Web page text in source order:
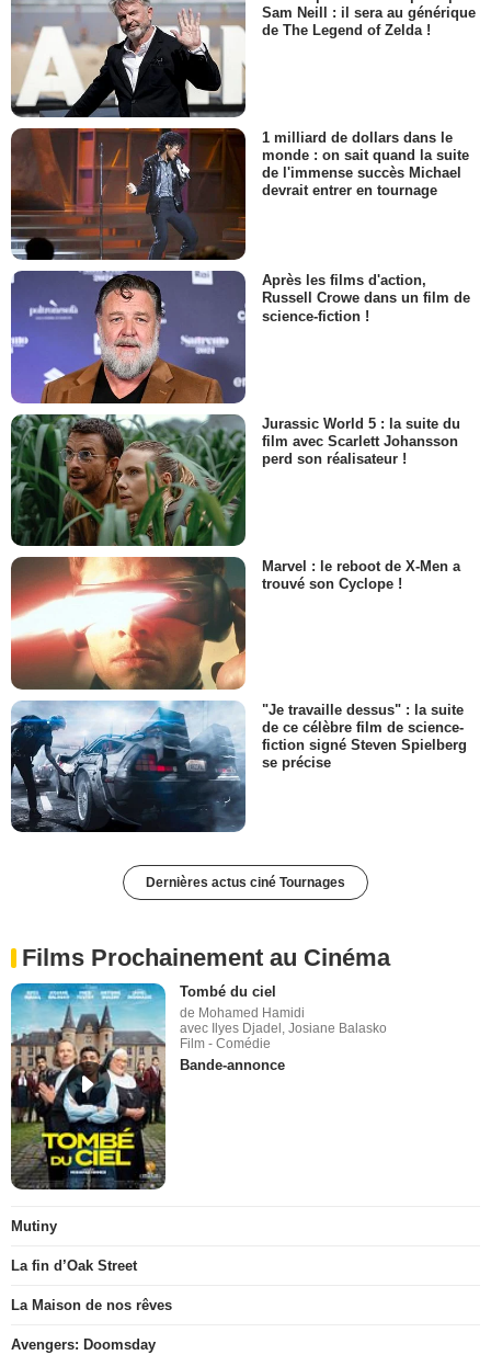
Sam Neill : il sera au générique
de The Legend of Zelda !
1 milliard de dollars dans le
monde : on sait quand la suite
de l'immense succès Michael
devrait entrer en tournage
Après les films d'action,
Russell Crowe dans un film de
science-fiction !
Jurassic World 5 : la suite du
film avec Scarlett Johansson
perd son réalisateur !
Marvel : le reboot de X-Men a
trouvé son Cyclope !
"Je travaille dessus" : la suite
de ce célèbre film de science-
fiction signé Steven Spielberg
se précise
Dernières actus ciné Tournages
Films Prochainement au Cinéma
Tombé du ciel
de Mohamed Hamidi
avec Ilyes Djadel, Josiane Balasko
Film - Comédie
Bande-annonce
Mutiny
La fin d’Oak Street
La Maison de nos rêves
Avengers: Doomsday